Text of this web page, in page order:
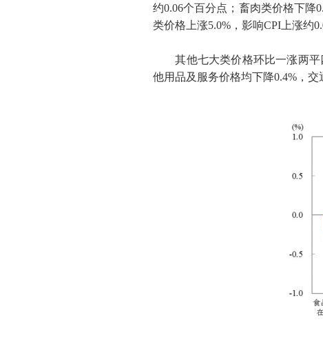
约0.06个百分点；畜肉类价格下降
类价格上涨5.0% ，影响CPI 上涨约
其他七大类价格环比一涨两平
他用品及服务价格均下降0.4% ，